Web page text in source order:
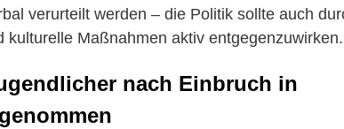
verurteilt werden – die Politik sollte auch
kulturelle Maßnahmen aktiv entgegenzuwirken.
nach Einbruch in